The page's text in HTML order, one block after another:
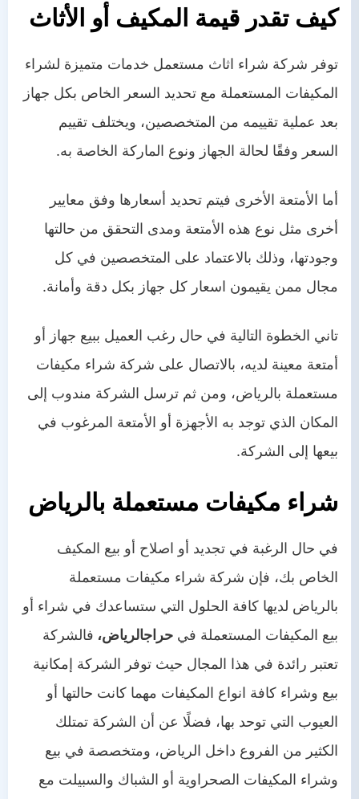
كيف تقدر قيمة المكيف أو الأثاث
توفر شركة شراء اثاث مستعمل خدمات متميزة لشراء
المكيفات المستعملة مع تحديد السعر الخاص بكل جهاز
بعد عملية تقييمه من المتخصصين، ويختلف تقييم
السعر وفقًا لحالة الجهاز ونوع الماركة الخاصة به.
أما الأمتعة الأخرى فيتم تحديد أسعارها وفق معايير
أخرى مثل نوع هذه الأمتعة ومدى التحقق من حالتها
وجودتها، وذلك بالاعتماد على المتخصصين في كل
مجال ممن يقيمون اسعار كل جهاز بكل دقة وأمانة.
تاني الخطوة التالية في حال رغب العميل ببيع جهاز أو
أمتعة معينة لديه، بالاتصال على شركة شراء مكيفات
مستعملة بالرياض، ومن ثم ترسل الشركة مندوب إلى
المكان الذي توجد به الأجهزة أو الأمتعة المرغوب في
بيعها إلى الشركة.
شراء مكيفات مستعملة بالرياض
في حال الرغبة في تجديد أو اصلاح أو بيع المكيف
الخاص بك، فإن شركة شراء مكيفات مستعملة
بالرياض لديها كافة الحلول التي ستساعدك في شراء أو
بيع المكيفات المستعملة في حراجالرياض، فالشركة
تعتبر رائدة في هذا المجال حيث توفر الشركة إمكانية
بيع وشراء كافة انواع المكيفات مهما كانت حالتها أو
العيوب التي توحد بها، فضلًا عن أن الشركة تمتلك
الكثير من الفروع داخل الرياض، ومتخصصة في بيع
وشراء المكيفات الصحراوية أو الشباك والسبيلت مع